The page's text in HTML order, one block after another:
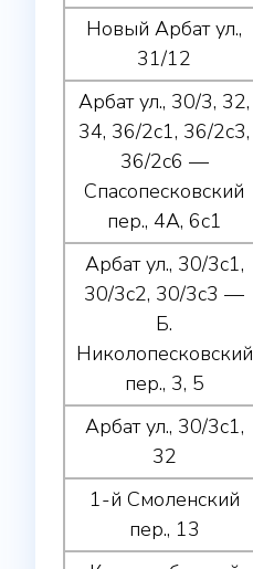
Новый Арбат ул.,
31/12
Арбат ул., 30/3, 32,
34, 36/2с1, 36/2с3,
36/2с6 —
Спасопесковский
пер., 4А, 6с1
Арбат ул., 30/3с1,
30/3с2, 30/3с3 —
Б.
Николопесковский
пер., 3, 5
Арбат ул., 30/3с1,
32
1-й Смоленский
пер., 13